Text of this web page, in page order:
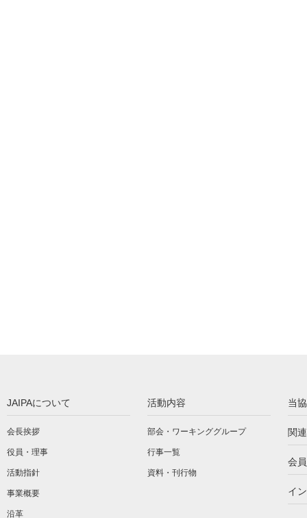
JAIPAについて
会長挨拶
役員・理事
活動指針
事業概要
沿革
活動内容
部会・ワーキンググループ
行事一覧
資料・刊行物
当
関
会
イ